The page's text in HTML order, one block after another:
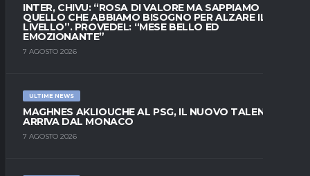
INTER, CHIVU: “ROSA DI VALORE MA SAPPIAMO
QUELLO CHE ABBIAMO BISOGNO PER ALZARE IL
LIVELLO”. PROVEDEL: “MESE BELLO ED
EMOZIONANTE”
7 AGOSTO 2026
ULTIME NEWS
MAGHNES AKLIOUCHE AL PSG, IL NUOVO TALENTO
ARRIVA DAL MONACO
7 AGOSTO 2026